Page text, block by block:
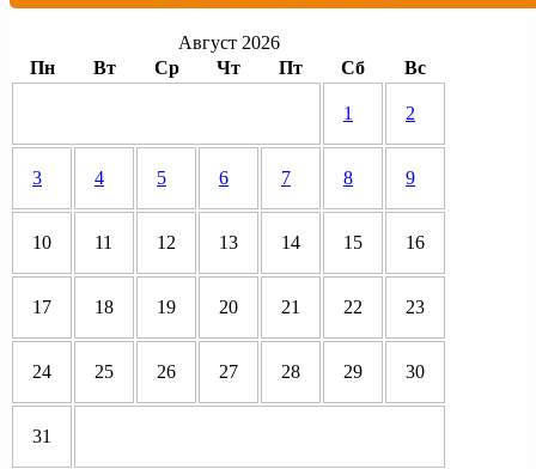
Август 2026
Пн
Вт Ср Чт Пт Сб Вс
1 2
3 4 5 6 7 8 9
10 11 12 13 14 15 16
17 18 19 20 21 22 23
24 25 26 27 28 29 30
31